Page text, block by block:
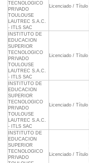
TECNOLOGICO
PRIVADO
TOULOUSE
LAUTREC S.A.C.
- ITLS SAC
Licenciado / Título
INSTITUTO DE
EDUCACION
SUPERIOR
TECNOLOGICO
PRIVADO
TOULOUSE
LAUTREC S.A.C.
- ITLS SAC
Licenciado / Título
INSTITUTO DE
EDUCACION
SUPERIOR
TECNOLOGICO
PRIVADO
TOULOUSE
LAUTREC S.A.C.
- ITLS SAC
Licenciado / Título
INSTITUTO DE
EDUCACION
SUPERIOR
TECNOLOGICO
PRIVADO
Licenciado / Título